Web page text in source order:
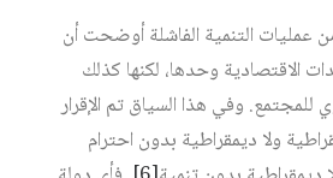
عمليات التنمية الفاشلة أوضحت أن
الاقتصادية وحدها، لكنها كذلك
للمجتمع. وفي هذا السياق تم الإقرار
ولا ديمقراطية بدون احترام